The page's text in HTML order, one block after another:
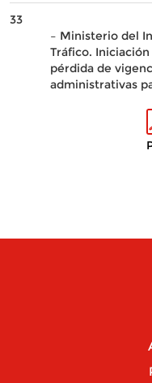
33
– Ministerio del
Tráfico.
pérdida de
administrativas